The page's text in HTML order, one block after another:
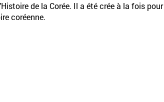
de la Corée. Il a été crée à la fois pour
coréenne.